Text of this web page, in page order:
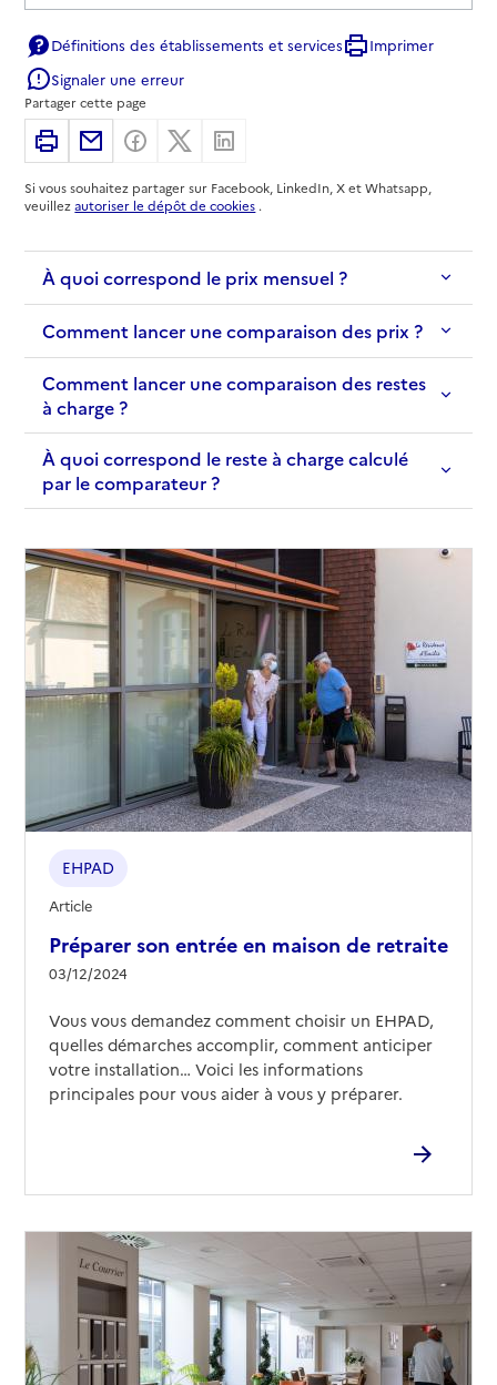
Définitions des établissements et services
Imprimer
Signaler une erreur
Partager cette page
ImprimerPartager par email
Partager sur Facebook
Partager sur X
Si vous souhaitez partager sur Facebook, LinkedIn, X et Whatsapp,
veuillezautoriser le dépôt de cookies .
À quoi correspond le prix mensuel ?
Comment lancer une comparaison des prix ?
Comment lancer une comparaison des restes
à charge ?
À quoi correspond le reste à charge calculé
par le comparateur ?
Préparer son entrée en maison de retraite
03/12/2024
EHPAD
Article
Vous vous demandez comment choisir un EHPAD,
quelles démarches accomplir, comment anticiper
votre installation… Voici les informations
principales pour vous aider à vous y préparer.